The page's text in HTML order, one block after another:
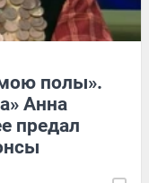
полы».
Анна
предал